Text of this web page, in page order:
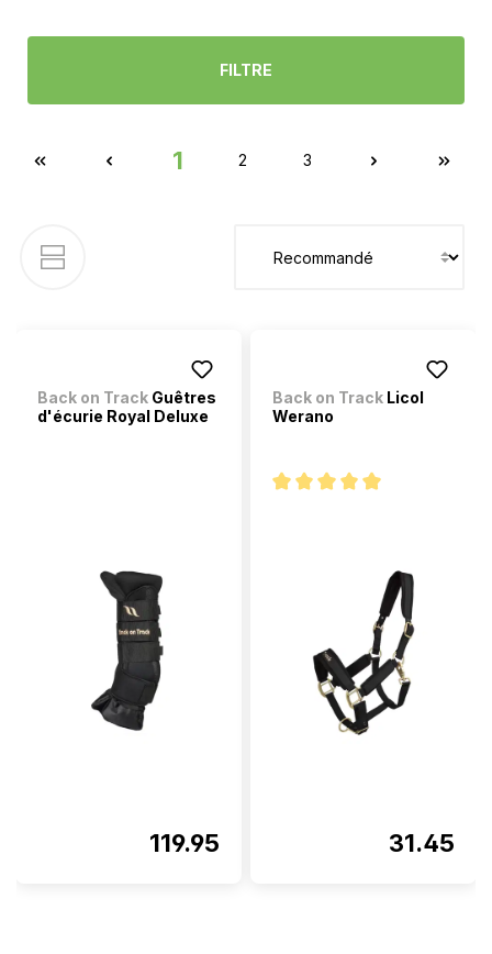
FILTRE
1 2 3
Back on Track Guêtres
d'écurie Royal Deluxe
119.95
Back on Track Licol
Werano
31.45